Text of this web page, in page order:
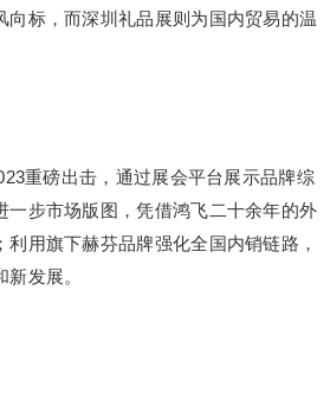
向标，而深圳礼品展则为国内贸易的温
重磅出击，通过展会平台展示品牌综
一步市场版图，凭借鸿飞二十余年的外
用旗下赫芬品牌强化全国内销链路，
发展。